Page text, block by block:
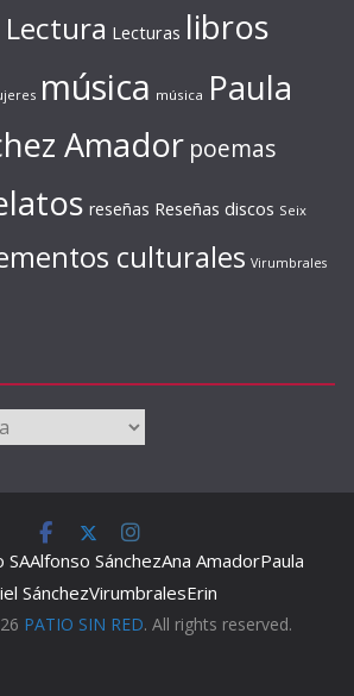
Lectura Lecturas libros
música música Paula
Amador poemas
reseñas Reseñas discos Seix
culturales Virumbrales
SAAlfonso SánchezAna AmadorPaula
SánchezVirumbralesErin
PATIO SIN RED. All rights reserved.